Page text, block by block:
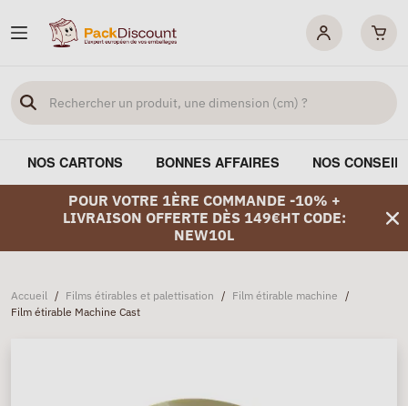
NOS CARTONS BONNES AFFAIRES NOS
POUR VOTRE 1ÈRE COMMANDE -10% +
LIVRAISON OFFERTE DÈS 149€HT CODE:
NEW10L
Accueil / Films étirables et palettisation / Film étirable machine /
Film étirable Machine Cast